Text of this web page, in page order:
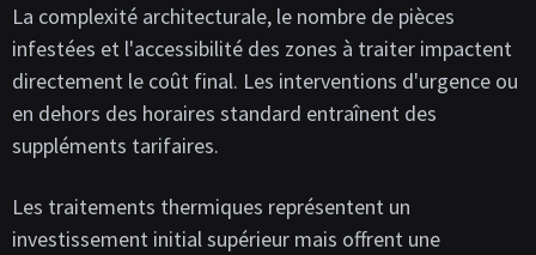
La complexité architecturale, le nombre de pièces
infestées et l'accessibilité des zones à traiter impactent
directement le coût final. Les interventions d'urgence ou
en dehors des horaires standard entraînent des
suppléments tarifaires.
Les traitements thermiques représentent un
investissement initial supérieur mais offrent une